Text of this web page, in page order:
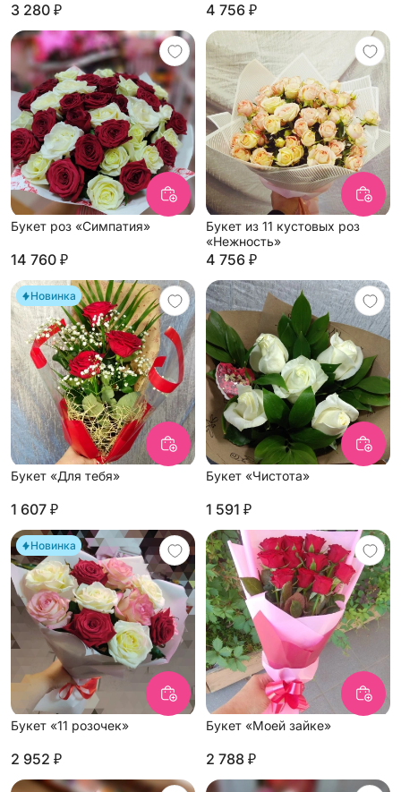
3 280 ₽ 4 756 ₽
Букет роз «Симпатия»
14 760 ₽
Букет из 11 кустовых роз
«Нежность»
4 756 ₽
Новинка
Букет «Для тебя»
1 607 ₽
Букет «Чистота»
1 591 ₽
Новинка
Букет «11 розочек»
2 952 ₽
Букет «Моей зайке»
2 788 ₽